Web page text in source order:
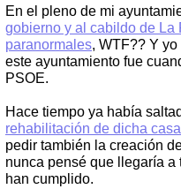
En el pleno de mi
gobierno y al cabildo de La
paranormales, WTF?? Y
este ayuntamiento fue
PSOE.
Hace tiempo ya había
rehabilitación de dicha casa
pedir también la creación
nunca pensé que llegaría a
han cumplido.